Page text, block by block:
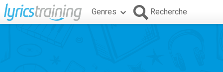
Genres Recherche